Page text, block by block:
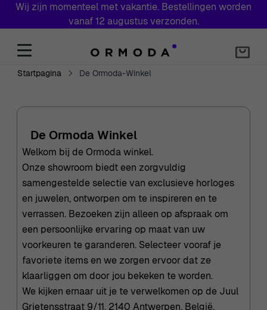
Wij zijn momenteel met vakantie. Bestellingen worden
vanaf 12 augustus verzonden.
Startpagina De Ormoda-Winkel
De Ormoda Winkel
Welkom bij de Ormoda winkel.
Onze showroom biedt een zorgvuldig
samengestelde selectie van exclusieve horloges
en juwelen, ontworpen om te inspireren en te
verrassen. Bezoeken zijn alleen op afspraak om
een persoonlijke ervaring op maat van uw
voorkeuren te garanderen. Selecteer vooraf je
favoriete items en we zorgen ervoor dat ze
klaarliggen om door jou bekeken te worden.
We kijken ernaar uit je te verwelkomen op de Juul
Grietensstraat 9/11, 2140 Antwerpen, België.